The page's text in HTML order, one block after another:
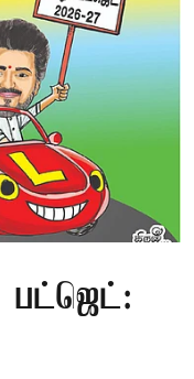
பட்ஜெட்: